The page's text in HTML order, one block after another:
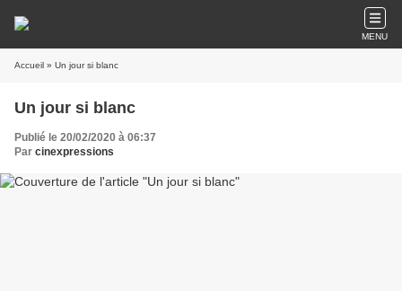
MENU
Accueil » Un jour si blanc
Un jour si blanc
Publié le 20/02/2020 à 06:37
Par cinexpressions